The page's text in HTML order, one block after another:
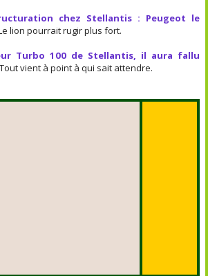
chez Stellantis : Peugeot le
lion pourrait rugir plus fort.
Turbo 100 de Stellantis, il aura fallu
vient à point à qui sait attendre.